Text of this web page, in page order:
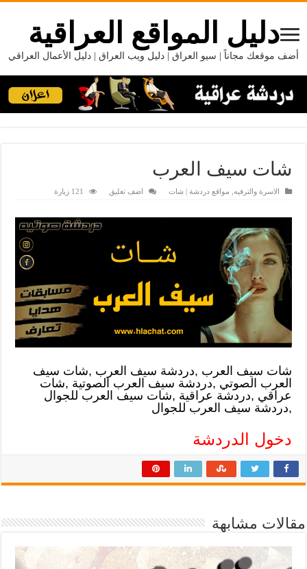
دليل المواقع العراقية
أضف موقعك مجاناً | سيو العراق | دليل ويب العراق | دليل الأعمال العراقي
شات سيف العرب
الاسرة والترفيه مواقع دردشة | شات اضف تعليق 121 زيارة
شات سيف العرب ,دردشة سيف العرب ,شات سيف
العرب الصوتي ,دردشة سيف العرب الصوتية ,شات
عراقي ,دردشة عراقية ,شات سيف العرب للجوال
,دردشة سيف العرب للجوال
دخول الدردشة
مقالات مشابهة